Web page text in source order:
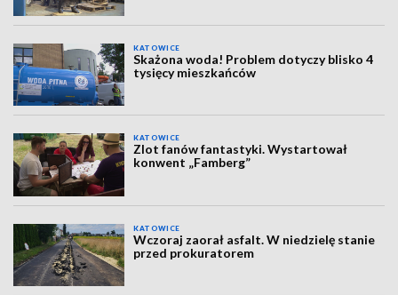
KATOWICE
Skażona woda! Problem dotyczy blisko 4
tysięcy mieszkańców
KATOWICE
Zlot fanów fantastyki. Wystartował
konwent „Famberg”
KATOWICE
Wczoraj zaorał asfalt. W niedzielę stanie
przed prokuratorem